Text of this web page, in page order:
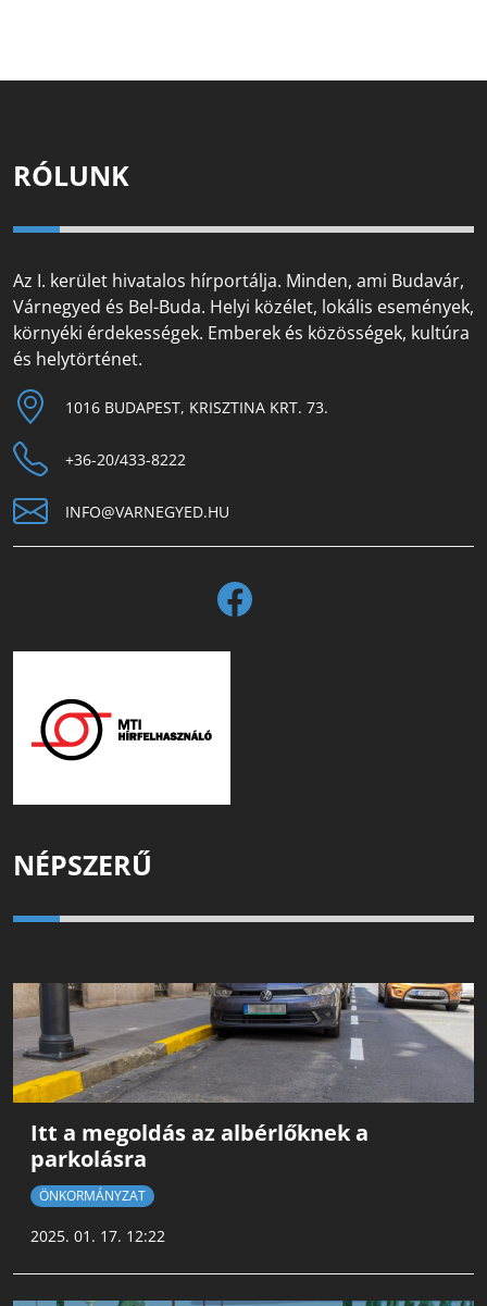
RÓLUNK
Az I. kerület hivatalos hírportálja. Minden, ami Budavár,
Várnegyed és Bel-Buda. Helyi közélet, lokális események,
környéki érdekességek. Emberek és közösségek, kultúra
és helytörténet.
1016 BUDAPEST, KRISZTINA KRT. 73.
+36-20/433-8222
INFO@VARNEGYED.HU
NÉPSZERŰ
Itt a megoldás az albérlőknek a
parkolásra
ÖNKORMÁNYZAT
2025. 01. 17. 12:22